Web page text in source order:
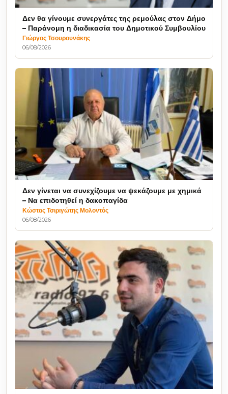
Δεν θα γίνουμε συνεργάτες της ρεμούλας στον Δήμο
– Παράνομη η διαδικασία του Δημοτικού Συμβουλίου
Γιώργος Τσουρουνάκης
06/08/2026
Δεν γίνεται να συνεχίζουμε να ψεκάζουμε με χημικά
– Να επιδοτηθεί η δακοπαγίδα
Κώστας Τσιριγώτης Μολοντός
06/08/2026